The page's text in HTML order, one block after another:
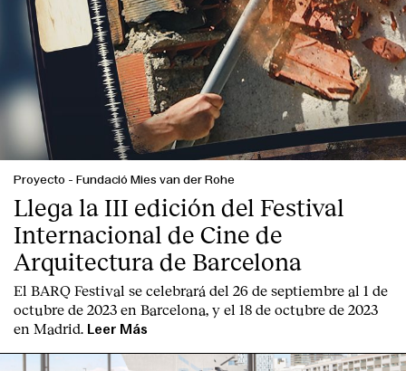
Proyecto - Fundació Mies van der Rohe
Llega la III edición del Festival
Internacional de Cine de
Arquitectura de Barcelona
El BARQ Festival se celebrará del 26 de septiembre al 1 de
octubre de 2023 en Barcelona, y el 18 de octubre de 2023
en Madrid.
Leer Más